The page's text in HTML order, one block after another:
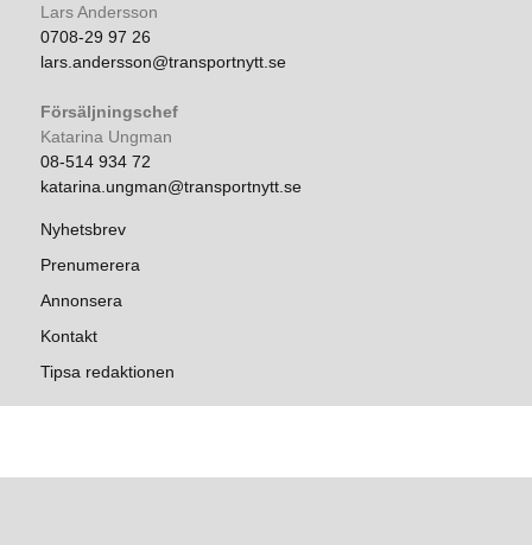
Lars Andersson
0708-29 97 26
lars.andersson@transportnytt.se
Försäljningschef
Katarina Ungman
08-514 934 72
katarina.ungman@transportnytt.se
Nyhetsbrev
Prenumerera
Annonsera
Kontakt
Tipsa redaktionen